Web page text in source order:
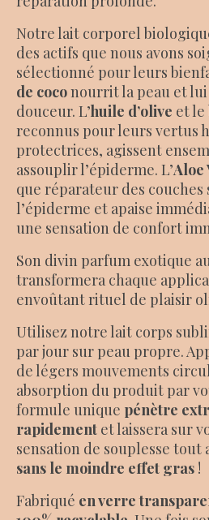
Notre lait corporel
des actifs que nous avons
sélectionné pour leurs
de coconourrit la peau et
douceur. L’huile d’olive et le
reconnus pour leurs vertus
protectrices, agissent
assouplir l’épiderme. L’Aloe
que réparateur des
l’épiderme et apaise
une sensation de confort
Son divin parfum exotique
transformera chaque
envoûtant rituel de plaisir
Utilisez notre lait corps
par jour sur peau propre.
de légers mouvements
absorption du produit par
formule unique pénètre
rapidement et laissera sur
sensation de souplesse tout
sans le moindre effet gras !
Fabriqué en verre